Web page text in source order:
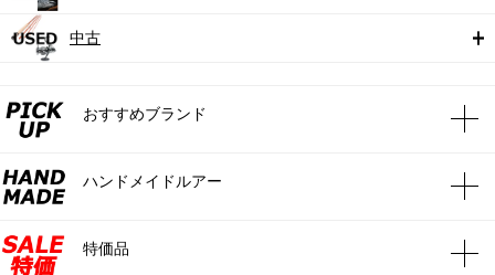
中古
おすすめブランド
ハンドメイドルアー
特価品